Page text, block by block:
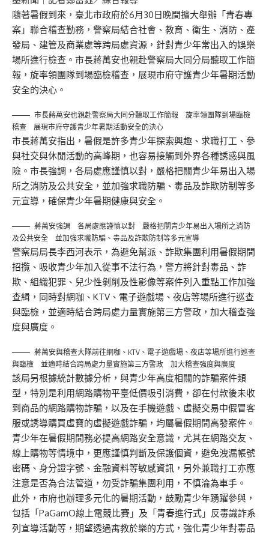
隨著暑假到來，臺北市政府於6月30日晚間擴大舉辦「青春專
案」聯合稽查勤務，警察局結合社會、教育、衛生、消防、產
發局、建管及商業處等跨局處資源，針對青少年常出入的娛樂
場所進行檢查。市長蔣萬安也親赴警察局大同分局聽取工作簡
報，旋率領團隊到場臨檢稽查，展現市府守護青少年暑期活動
安全的決心。
市長蔣萬安也親赴警察局大同分聽取工作簡報 旋率領團隊到場臨檢
稽查 展現市府守護青少年暑期活動安全的決心
市長蔣萬安指出，暑假是許多青少年探索興趣、求職打工、參
與社交與休閒活動的高峰期，也容易接觸到外界各種誘惑與風
險。市長強調，各局處應謹慎以對，嚴格把關青少年易出入場
所之消防及公共安全，並加強求職防騙、毒品及詐欺防制等多
元宣導，確保青少年暑期健康與安全。
蔣萬安強調 各局處應謹慎以對 嚴格把關青少年易出入場所之消防
及公共安全 並加強求職防騙、毒品及詐欺防制等多元宣導
警察局局長李西河表示，為避免幫派、詐欺集團利用暑假期間
招攬、吸收青少年加入從事不法行為，警方將針對毒品、詐
欺、組織犯罪、兒少性剝削及性影像等案件列入重點工作加強
查緝，同時對網咖、KTV、電子遊戲場、夜店等場所進行巡查
與臨檢，並適時結合跨局處力量實施第三方警政，加大稽查強
度與廣度。
蔣萬安與稽查大隊前往網咖、KTV、電子遊戲場、夜店等場所進行巡查
與臨檢 並適時結合跨局處力量實施第三方警政 加大稽查強度與廣度
該局另根據統計數據分析，與青少年高度相關的詐騙案件類
型，特別是利用網路購物平臺低價吸引消費，卻在付款後未收
到商品的網路購物詐騙，以及在手機遊戲、虛擬交易中假冒客
服或誘導購買虛寶的虛擬遊戲詐騙，均屬暑假期間高發案件。
青少年在暑假期間務必提高網路安全意識，尤其在網路交友、
線上購物等情境中，更應謹慎判斷及保護個資，避免洩漏帳號
密碼、身分證字號、金融資料等敏感資訊，另外兼職打工亦應
注意是否為合法管道，勿受詐騙集團利用，不慎淪為車手。
此外，市府也辦理多元化的暑期活動，鼓勵青少年踴躍參與，
包括「PaGamO線上電競比賽」及「青春進行式」反毒識詐系
列宣導活動等，期望透過寓教於樂的方式，強化青少年對毒品